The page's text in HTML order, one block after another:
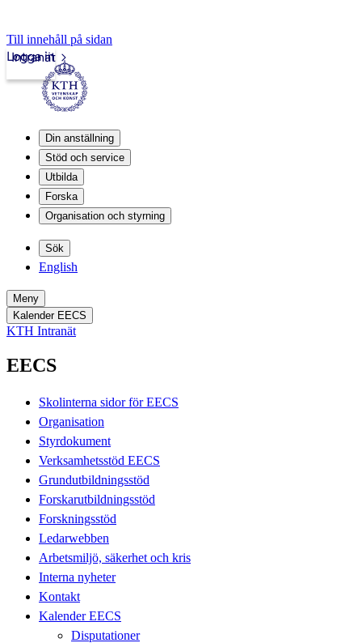
Till innehåll på sidan
Intranät
Logga in
Din anställning
Stöd och service
Utbilda
Forska
Organisation och styrning
Sök
English
Meny
Kalender EECS
KTH Intranät
EECS
Skolinterna sidor för EECS
Organisation
Styrdokument
Verksamhetsstöd EECS
Grundutbildningsstöd
Forskarutbildningsstöd
Forskningsstöd
Ledarwebben
Arbetsmiljö, säkerhet och kris
Interna nyheter
Kontakt
Kalender EECS
Disputationer